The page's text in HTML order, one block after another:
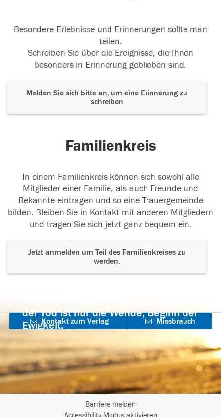
Besondere Erlebnisse und Erinnerungen sollte man
teilen.
Schreiben Sie über die Ereignisse, die Ihnen
besonders in Erinnerung geblieben sind.
Melden Sie sich bitte an, um eine Erinnerung zu
schreiben
Familienkreis
In einem Familienkreis können sich sowohl alle
Mitglieder einer Familie, als auch Freunde und
Bekannte eintragen und so eine Trauergemeinde
bilden. Bleiben Sie in Kontakt mit anderen Mitgliedern
und tragen Sie sich jetzt ganz bequem ein.
Jetzt anmelden um Teil des Familienkreises zu
werden.
der Tod ist nur die Wende, Beginn der
Ewigkeit.
Kontakt zum Verlag
aufnehmen
Missbrauch
Barriere melden
Accessibility-Modus aktivieren